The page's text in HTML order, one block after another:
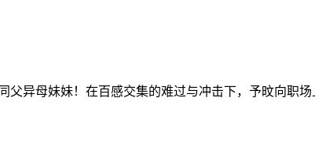
父异母妹妹！在百感交集的难过与冲击下，予旼向职